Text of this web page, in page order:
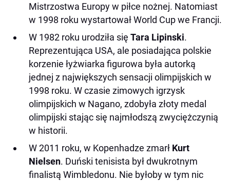
Mistrzostwa Europy w piłce nożnej. Natomiast
w 1998 roku wystartował World Cup we Francji.
W 1982 roku urodziła się Tara Lipinski.
Reprezentująca USA, ale posiadająca polskie
korzenie łyżwiarka figurowa była autorką
jednej z największych sensacji olimpijskich w
1998 roku. W czasie zimowych igrzysk
olimpijskich w Nagano, zdobyła złoty medal
olimpijski stając się najmłodszą zwyciężczynią
w historii.
W 2011 roku, w Kopenhadze zmarł Kurt
Nielsen. Duński tenisista był dwukrotnym
finalistą Wimbledonu. Nie byłoby w tym nic